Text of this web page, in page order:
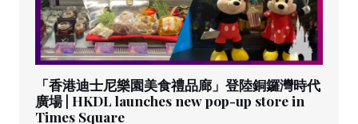
「香港迪士尼樂園美食禮品廊」登陸銅鑼灣時代
廣場 | HKDL launches new pop-up store in
Times Square